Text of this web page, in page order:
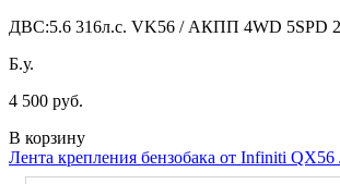
ДВС:5.6 316л.с. VK56 / АКПП 4WD 5SPD
Б.у.
4 500 руб.
В корзину
Лента крепления бензобака от Infiniti